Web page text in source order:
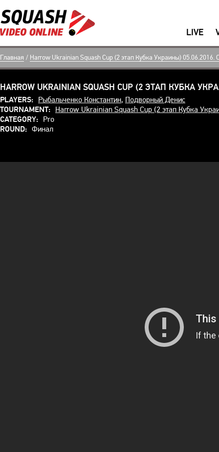
LIVE
Главная / Harrow Ukrainian Squash Cup (2 этап Кубка Украины) 05.06.2016.
HARROW UKRAINIAN SQUASH CUP (2 ЭТАП КУБКА
PLAYERS: Рыбальченко Константин, Подворный Денис
TOURNAMENT: Harrow Ukrainian Squash Cup (2 этап Кубка
CATEGORY: Pro
ROUND: Финал